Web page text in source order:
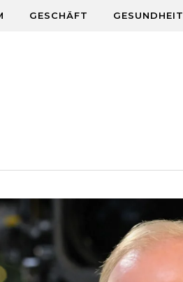
GESCHÄFT GESUNDHEIT